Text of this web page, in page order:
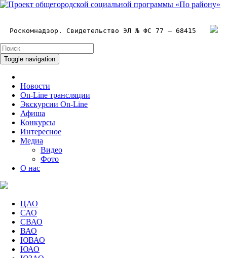
Роскомнадзор. Свидетельство ЭЛ № ФС 77 – 68415
Toggle navigation
Новости
On-Line трансляции
Экскурсии On-Line
Афиша
Конкурсы
Интересное
Медиа
Видео
Фото
О нас
ЦАО
САО
СВАО
ВАО
ЮВАО
ЮАО